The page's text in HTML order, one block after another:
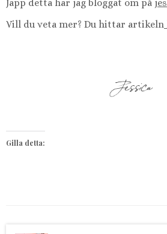
Japp detta har jag bloggat om på
Vill du veta mer? Du hittar artikeln
Gilla detta: